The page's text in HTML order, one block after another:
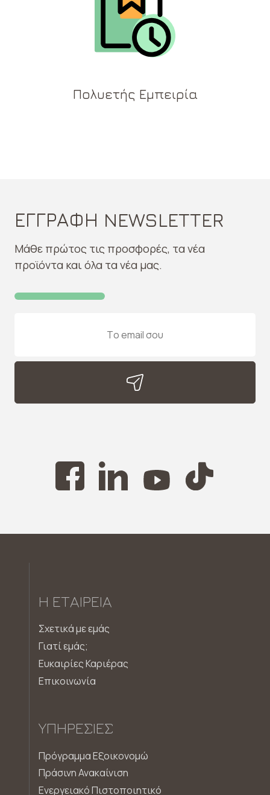
Πολυετής Εμπειρία
ΕΓΓΡΑΦΗ NEWSLETTER
Μάθε πρώτος τις προσφορές, τα νέα
προϊόντα και όλα τα νέα μας.
Η ΕΤΑΙΡΕΊΑ
Σχετικά με εμάς
Γιατί εμάς;
Ευκαιρίες Καριέρας
Επικοινωνία
ΥΠΗΡΕΣΊΕΣ
Πρόγραμμα Εξοικονομώ
Πράσινη Ανακαίνιση
Ενεργειακό Πιστοποιητικό